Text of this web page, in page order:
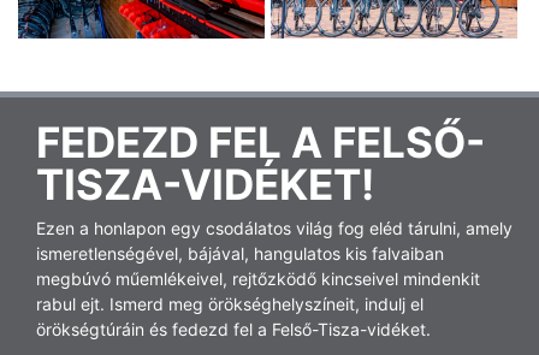
FEDEZD FEL A FELSŐ-
TISZA-VIDÉKET!
Ezen a honlapon egy csodálatos világ fog eléd tárulni, amely
ismeretlenségével, bájával, hangulatos kis falvaiban
megbúvó műemlékeivel, rejtőzködő kincseivel mindenkit
rabul ejt. Ismerd meg örökséghelyszíneit, indulj el
örökségtúráin és fedezd fel a Felső-Tisza-vidéket.